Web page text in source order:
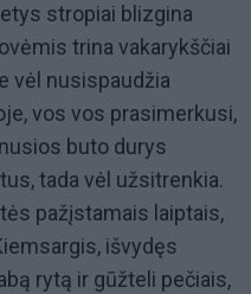
stropiai blizgina
trina vakarykščiai
vėl nusispaudžia
vos vos prasimerkusi,
buto durys
tada vėl užsitrenkia.
pažįstamais laiptais,
išvydęs
rytą ir gūžteli pečiais,